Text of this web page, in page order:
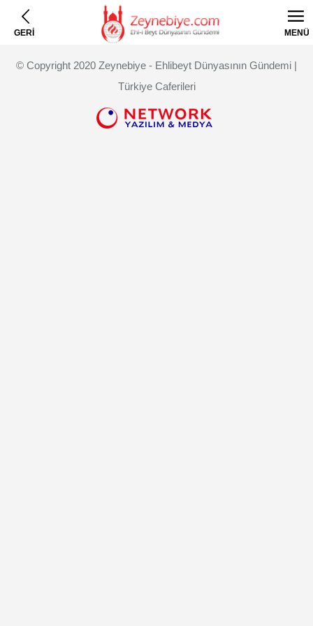
GERİ MENÜ
© Copyright 2020 Zeynebiye - Ehlibeyt Dünyasının Gündemi |
Türkiye Caferileri